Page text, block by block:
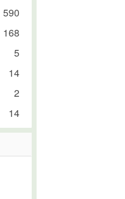
590
168
5
14
2
14